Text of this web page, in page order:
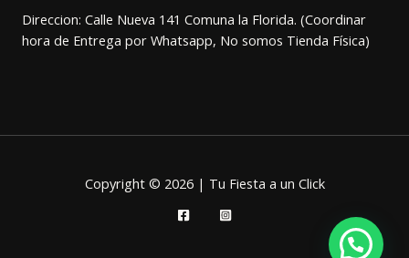
Direccion: Calle Nueva 141 Comuna la Florida. (Coordinar
hora de Entrega por Whatsapp, No somos Tienda Física)
Copyright © 2026 | Tu Fiesta a un Click